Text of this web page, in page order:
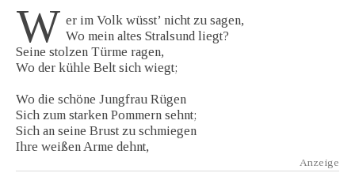
W er im Volk wüsst’ nicht zu sagen,
Wo mein altes Stralsund liegt?
Seine stolzen Türme ragen,
Wo der kühle Belt sich wiegt;
Wo die schöne Jungfrau Rügen
Sich zum starken Pommern sehnt;
Sich an seine Brust zu schmiegen
Ihre weißen Arme dehnt,